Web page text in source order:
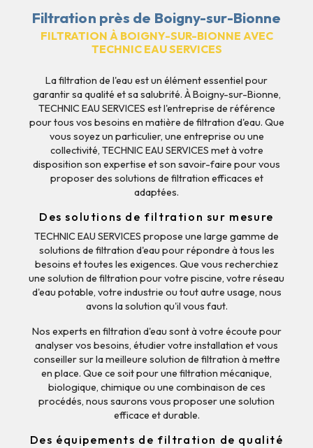
Filtration près de Boigny-sur-Bionne
FILTRATION À BOIGNY-SUR-BIONNE AVEC
TECHNIC EAU SERVICES
La filtration de l'eau est un élément essentiel pour
garantir sa qualité et sa salubrité. À Boigny-sur-Bionne,
TECHNIC EAU SERVICES est l'entreprise de référence
pour tous vos besoins en matière de filtration d'eau. Que
vous soyez un particulier, une entreprise ou une
collectivité, TECHNIC EAU SERVICES met à votre
disposition son expertise et son savoir-faire pour vous
proposer des solutions de filtration efficaces et
adaptées.
Des solutions de filtration sur mesure
TECHNIC EAU SERVICES propose une large gamme de
solutions de filtration d'eau pour répondre à tous les
besoins et toutes les exigences. Que vous recherchiez
une solution de filtration pour votre piscine, votre réseau
d'eau potable, votre industrie ou tout autre usage, nous
avons la solution qu'il vous faut.
Nos experts en filtration d'eau sont à votre écoute pour
analyser vos besoins, étudier votre installation et vous
conseiller sur la meilleure solution de filtration à mettre
en place. Que ce soit pour une filtration mécanique,
biologique, chimique ou une combinaison de ces
procédés, nous saurons vous proposer une solution
efficace et durable.
Des équipements de filtration de qualité